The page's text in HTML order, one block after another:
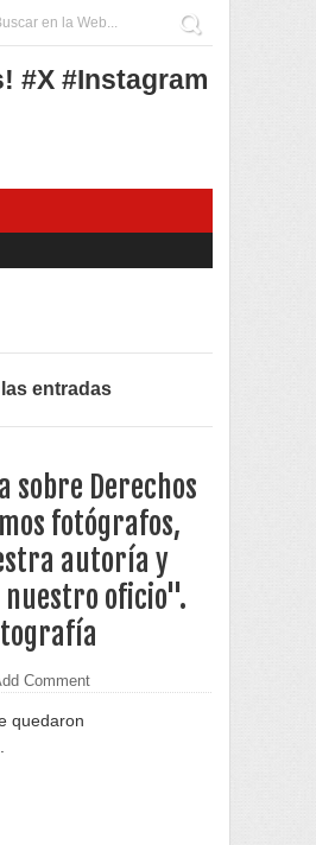
#X #Instagram
entradas
sobre Derechos
fotógrafos,
autoría y
nuestro oficio".
Comment
quedaron